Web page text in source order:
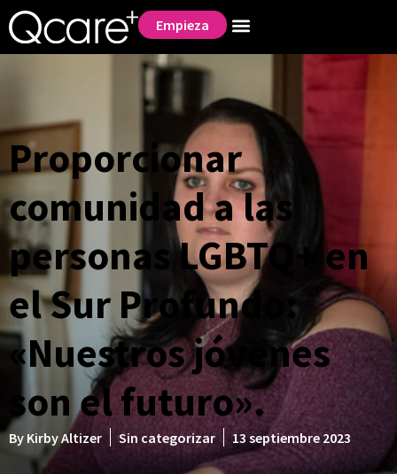
Empieza
Proporcionar
comunidad a las
personas LGBTQ+ en
el Sur Profundo:
«Nuestros jóvenes
son el futuro».
By Kirby Altizer Sin categorizar 13 septiembre 2023